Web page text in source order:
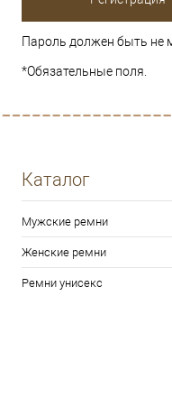
Пароль должен быть не
*Обязательные поля.
Каталог
Мужские ремни
Женские ремни
Ремни унисекс